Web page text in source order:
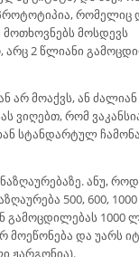
პროტოტიპია, რომელიც
მოთხოვნებს მოსდევს
არც 2 წლიანი
არ მოაქვს, ან
ვიღებთ, რომ
ხან სტანდარტულ
ანუ,
500, 600,
გამოცდილებას 1000
მოეწონება და უარს
ჟარგონია).